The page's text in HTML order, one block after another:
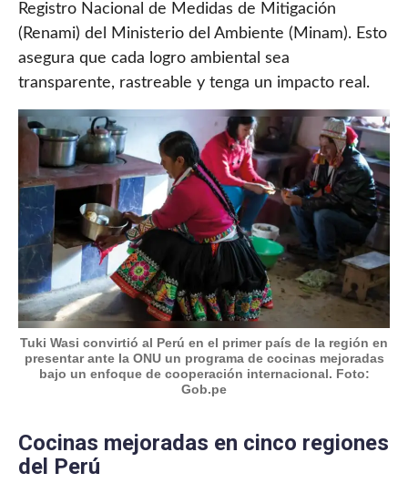
Registro Nacional de Medidas de Mitigación
(Renami) del Ministerio del Ambiente (Minam). Esto
asegura que cada logro ambiental sea
transparente, rastreable y tenga un impacto real.
Tuki Wasi convirtió al Perú en el primer país de la región en
presentar ante la ONU un programa de cocinas mejoradas
bajo un enfoque de cooperación internacional. Foto:
Gob.pe
Cocinas mejoradas en cinco regiones
del Perú